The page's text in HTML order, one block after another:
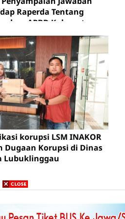
Raperda Tentang
APBD Kabupaten
Anggaran 2025.
korupsi LSM INAKOR
Dugaan Korupsi di Dinas
Lubuklinggau